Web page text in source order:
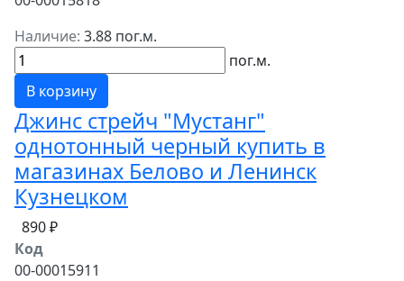
Наличие: 3.88 пог.м.
пог.м.
В корзину
Джинс стрейч "Мустанг"
однотонный черный купить в
магазинах Белово и Ленинск
Кузнецком
890 ₽
Код
00-00015911